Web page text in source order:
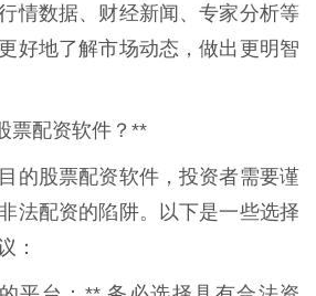
情数据、财经新闻、专家分析等
好地了解市场动态，做出更明智
票配资软件？**
的股票配资软件，投资者需要谨
法配资的陷阱。以下是一些选择
：